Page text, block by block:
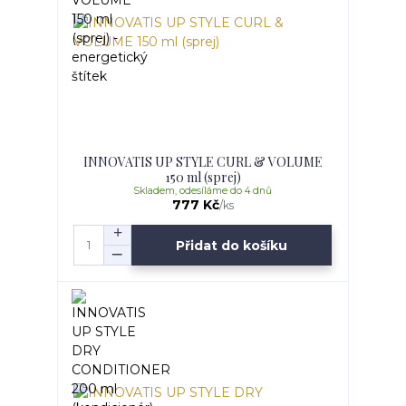
INNOVATIS UP STYLE CURL & VOLUME
150 ml (sprej)
777 Kč/ks
Skladem, odesíláme do 4 dnů
Přidat do košíku